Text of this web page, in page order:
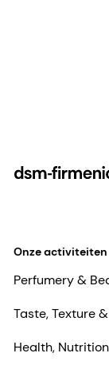
Onze activiteiten
Perfumery &
Taste, Texture
Health,